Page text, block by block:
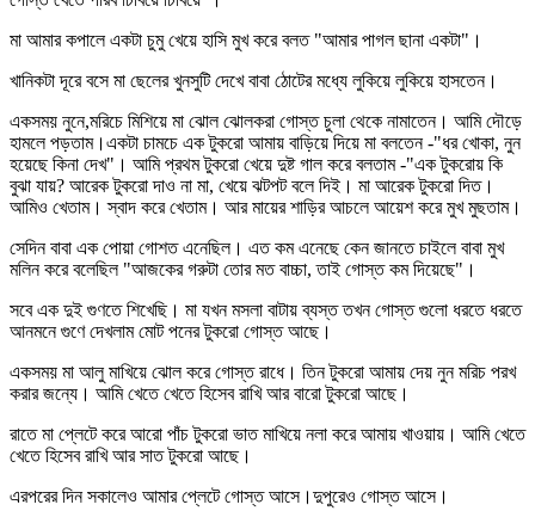
মা আমার কপালে একটা চুমু খেয়ে হাসি মুখ করে বলত "আমার পাগল ছানা একটা"।
খানিকটা দূরে বসে মা ছেলের খুনসুটি দেখে বাবা ঠোটের মধ্যে লুকিয়ে লুকিয়ে হাসতেন।
একসময় নুনে,মরিচে মিশিয়ে মা ঝোল ঝোলকরা গোস্ত চুলা থেকে নামাতেন। আমি দৌড়ে
হামলে পড়তাম।একটা চামচে এক টুকরো আমায় বাড়িয়ে দিয়ে মা বলতেন -"ধর খোকা, নুন
হয়েছে কিনা দেখ"। আমি প্রথম টুকরো খেয়ে দুষ্ট গাল করে বলতাম -"এক টুকরোয় কি
বুঝা যায়? আরেক টুকরো দাও না মা, খেয়ে ঝটপট বলে দিই। মা আরেক টুকরো দিত।
আমিও খেতাম। স্বাদ করে খেতাম। আর মায়ের শাড়ির আচলে আয়েশ করে মুখ মুছতাম।
সেদিন বাবা এক পোয়া গোশত এনেছিল। এত কম এনেছে কেন জানতে চাইলে বাবা মুখ
মলিন করে বলেছিল "আজকের গরুটা তোর মত বাচ্চা, তাই গোস্ত কম দিয়েছে"।
সবে এক দুই গুণতে শিখেছি। মা যখন মসলা বাটায় ব্যস্ত তখন গোস্ত গুলো ধরতে ধরতে
আনমনে গুণে দেখলাম মোট পনের টুকরো গোস্ত আছে।
একসময় মা আলু মাখিয়ে ঝোল করে গোস্ত রাধে। তিন টুকরো আমায় দেয় নুন মরিচ পরখ
করার জন্যে। আমি খেতে খেতে হিসেব রাখি আর বারো টুকরো আছে।
রাতে মা প্লেটে করে আরো পাঁচ টুকরো ভাত মাখিয়ে নলা করে আমায় খাওয়ায়। আমি খেতে
খেতে হিসেব রাখি আর সাত টুকরো আছে।
এরপরের দিন সকালেও আমার প্লেটে গোস্ত আসে।দুপুরেও গোস্ত আসে।